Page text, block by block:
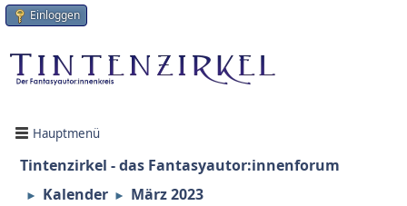
Einloggen
Hauptmenü
Tintenzirkel - das Fantasyautor:innenforum
► Kalender ► März 2023